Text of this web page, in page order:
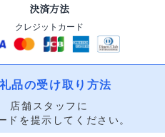
決済方法
クレジットカード
品の受け取り方法
店舗スタッフに
ドを提示してください。